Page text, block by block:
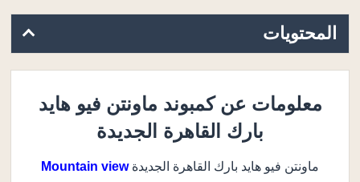
المحتويات
معلومات عن كمبوند ماونتن فيو هايد
بارك القاهرة الجديدة
ماونتن فيو هايد بارك القاهرة الجديدةMountain view